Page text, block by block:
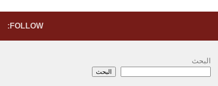
FOLLOW:
البحث
البحث